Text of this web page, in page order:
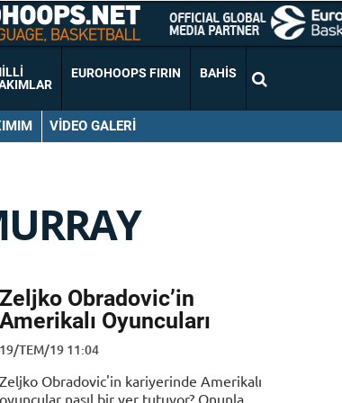
EUROHOOPS FIRIN BAHIS
VIDEO GALERI
Zeljko Obradovic’in
Amerikalı Oyuncuları
19/TEM/19 11:04
Zeljko Obradovic'in kariyerinde Amerikalı
oyuncular nasıl bir yer tutuyor? Onunla